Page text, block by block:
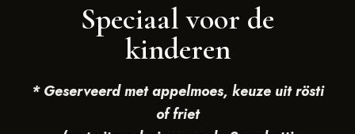
Speciaal voor de
kinderen
* Geserveerd met appelmoes, keuze uit rösti
of friet